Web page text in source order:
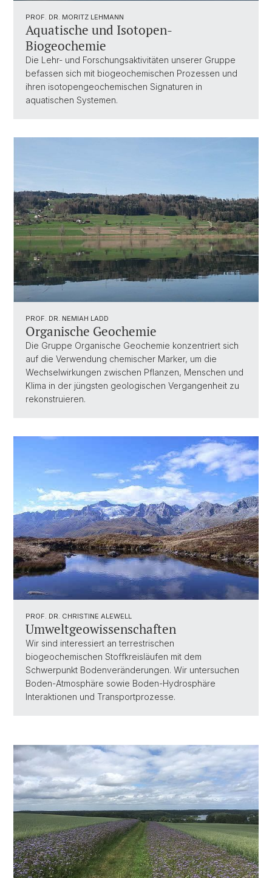
PROF. DR. MORITZ LEHMANN
Aquatische und Isotopen-
Biogeochemie
Die Lehr- und Forschungsaktivitäten unserer Gruppe
befassen sich mit biogeochemischen Prozessen und
ihren isotopengeochemischen Signaturen in
aquatischen Systemen.
PROF. DR. NEMIAH LADD
Organische Geochemie
Die Gruppe Organische Geochemie konzentriert sich
auf die Verwendung chemischer Marker, um die
Wechselwirkungen zwischen Pflanzen, Menschen und
Klima in der jüngsten geologischen Vergangenheit zu
rekonstruieren.
PROF. DR. CHRISTINE ALEWELL
Umweltgeowissenschaften
Wir sind interessiert an terrestrischen
biogeochemischen Stoffkreisläufen mit dem
Schwerpunkt Bodenveränderungen. Wir untersuchen
Boden-Atmosphäre sowie Boden-Hydrosphäre
Interaktionen und Transportprozesse.